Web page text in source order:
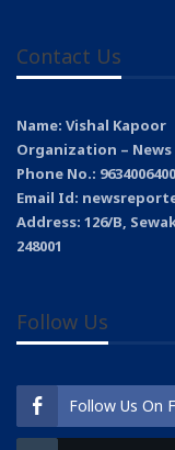
Contact Us
Name: Vishal Kapoor
Organization –
Phone No.: 9634006400
Email Id:
Address: 126/B,
248001
Follow Us
Follow Us On